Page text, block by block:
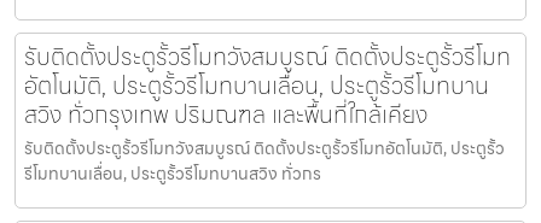
รับติดตั้งประตูรั้วรีโมทวังสมบูรณ์ ติดตั้งประตูรั้วรีโมท
อัตโนมัติ, ประตูรั้วรีโมทบานเลื่อน, ประตูรั้วรีโมทบาน
สวิง ทั่วกรุงเทพ ปริมณฑล และพื้นที่ใกล้เคียง
รับติดตั้งประตูรั้วรีโมทวังสมบูรณ์ ติดตั้งประตูรั้วรีโมทอัตโนมัติ, ประตูรั้ว
รีโมทบานเลื่อน, ประตูรั้วรีโมทบานสวิง ทั่วกร